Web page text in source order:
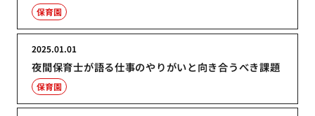
保育園
夜間保育士が語る仕事のやりがいと向き合うべき課題
2025.01.01
保育園